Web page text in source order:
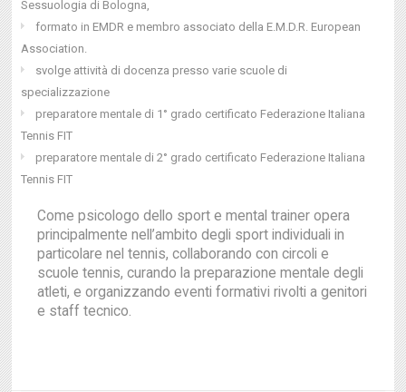
Sessuologia di Bologna,
formato in EMDR e membro associato della E.M.D.R. European
Association.
svolge attività di docenza presso varie scuole di
specializzazione
preparatore mentale di 1° grado certificato Federazione Italiana
Tennis FIT
preparatore mentale di 2° grado certificato Federazione Italiana
Tennis FIT
Come psicologo dello sport e mental trainer opera
principalmente nell’ambito degli sport individuali in
particolare nel tennis, collaborando con circoli e
scuole tennis, curando la preparazione mentale degli
atleti, e organizzando eventi formativi rivolti a genitori
e staff tecnico.